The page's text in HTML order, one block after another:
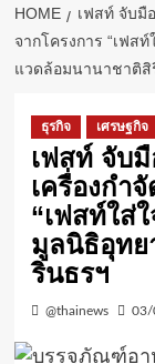
HOME
เฟสท์ จับมื
จากโครงการ “เฟส
แวดล้อมนานาชาติสิ
ธุรกิจ เศรษฐกิจ
เฟสท์ จับ
เครื่องกำ
“เฟสท์ใส่
มูลนิธิอุทย
รินธรฯ
@thainews 03/